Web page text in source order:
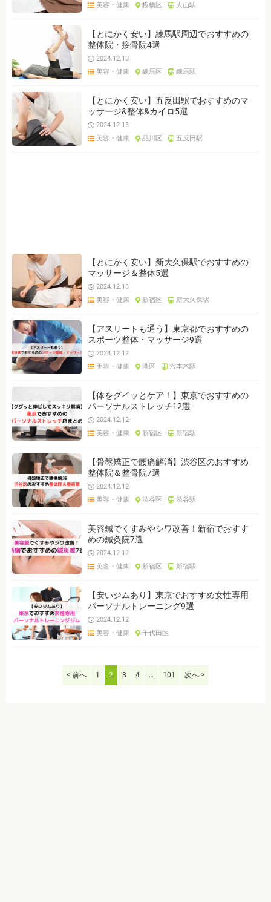
美容・健康
板橋区 大山駅
【とにかく安い】練馬駅周辺でおすすめの
整体院・接骨院4選
2024.12.13
美容・健康
練馬区 練馬駅
【とにかく安い】五反田駅でおすすめのマ
ッサージ&整体&カイロ5選
2024.12.13
美容・健康
品川区 五反田駅
【とにかく安い】新大久保駅でおすすめの
マッサージ＆整体5選
2024.12.13
美容・健康
新宿区 新大久保駅
【アスリートも通う】東京都でおすすめの
スポーツ整体・マッサージ9選
2024.12.12
美容・健康
港区 六本木駅
【体をグイッとケア！】東京でおすすめの
パーソナルストレッチ12選
2024.12.12
美容・健康
新宿区 新宿駅
【骨盤矯正で腰痛解消】渋谷区のおすすめ
整体院＆整骨院7選
2024.12.12
美容・健康
渋谷区 渋谷駅
美容鍼でくすみやシワ改善！新宿でおすす
めの鍼灸院7選
2024.12.12
美容・健康
新宿区 新宿駅
【安いジムあり】東京でおすすめ女性専用
パーソナルトレーニング9選
2024.12.12
美容・健康
千代田区
< 前へ 1 2 3 4 … 101 次へ >